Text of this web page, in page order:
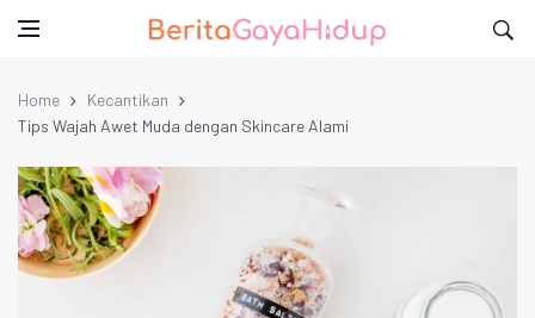
Home
Kecantikan
Tips Wajah Awet Muda dengan Skincare Alami